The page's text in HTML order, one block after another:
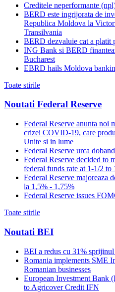
Creditele neperformante
BERD este ingrijorata de
Republica Moldova la
Transilvania
BERD dezvaluie cat a platit
ING Bank si BERD
Bucharest
EBRD hails Moldova
Toate stirile
Noutati Federal Reserve
Federal Reserve anunta noi
crizei COVID-19, care
Unite si in lume
Federal Reserve urca
Federal Reserve decided to
federal funds rate at 1-1/2 to
Federal Reserve majoreaza
la 1,5% - 1,75%
Federal Reserve issues
Toate stirile
Noutati BEI
BEI a redus cu 31%
Romania implements SME
Romanian businesses
European Investment Bank
to Agricover Credit IFN